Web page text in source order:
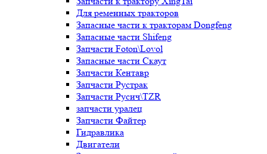
Для ременных тракторов
Запасные части к тракторам Dongfeng
Запасные части Shifeng
Запчасти Foton\Lovol
Запасные части Скаут
Запчасти Кентавр
Запчасти Рустрак
Запчасти Русич\TZR
запчасти уралец
Запчасти Файтер
Гидравлика
Двигатели